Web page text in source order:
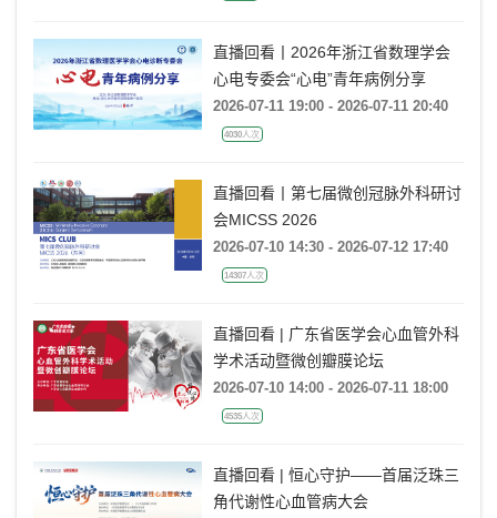
直播回看丨2026年浙江省数理学会
心电专委会“心电”青年病例分享
2026-07-11 19:00 - 2026-07-11 20:40
4030人次
直播回看丨第七届微创冠脉外科研讨
会MICSS 2026
2026-07-10 14:30 - 2026-07-12 17:40
14307人次
直播回看 | 广东省医学会心血管外科
学术活动暨微创瓣膜论坛
2026-07-10 14:00 - 2026-07-11 18:00
4535人次
直播回看 | 恒心守护——首届泛珠三
角代谢性心血管病大会